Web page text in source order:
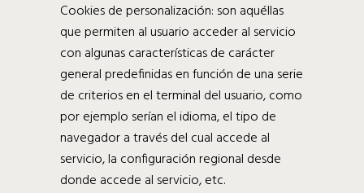
Cookies de personalización: son aquéllas
que permiten al usuario acceder al servicio
con algunas características de carácter
general predefinidas en función de una serie
de criterios en el terminal del usuario, como
por ejemplo serían el idioma, el tipo de
navegador a través del cual accede al
servicio, la configuración regional desde
donde accede al servicio, etc.